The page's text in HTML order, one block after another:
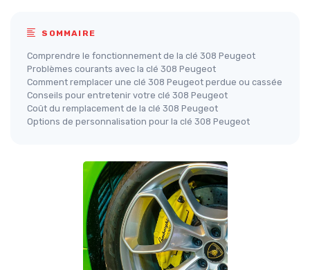
SOMMAIRE
Comprendre le fonctionnement de la clé 308 Peugeot
Problèmes courants avec la clé 308 Peugeot
Comment remplacer une clé 308 Peugeot perdue ou cassée
Conseils pour entretenir votre clé 308 Peugeot
Coût du remplacement de la clé 308 Peugeot
Options de personnalisation pour la clé 308 Peugeot